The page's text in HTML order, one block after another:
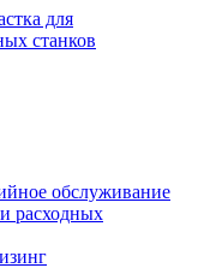
для
станков
обслуживание
расходных